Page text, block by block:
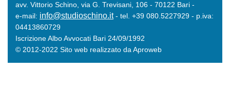
avv. Vittorio Schino, via G. Trevisani, 106 - 70122 Bari -
e-mail: info@studioschino.it- tel. +39 080.5227929 - p.iva:
04413860729
Iscrizione Albo Avvocati Bari 24/09/1992
© 2012-2022 Sito web realizzato da Aproweb